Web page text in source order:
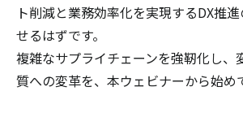
ト削減と業務効率化を実現するDX推
せるはずです。
複雑なサプライチェーンを強靭化し、
質への変革を、本ウェビナーから始め